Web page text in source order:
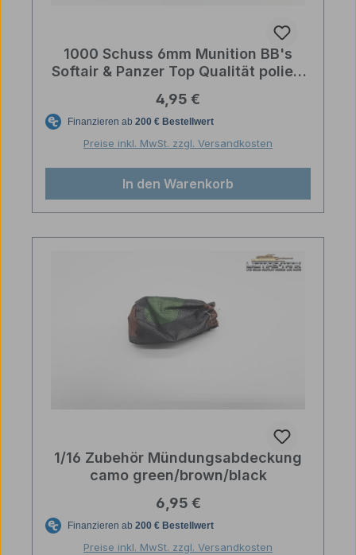
1000 Schuss 6mm Munition BB's
Softair & Panzer Top Qualität poliert
Regulärer Preis:
4,95 €
Preise inkl. MwSt. zzgl. Versandkosten
In den Warenkorb
1/16 Zubehör Mündungsabdeckung
camo green/brown/black
Regulärer Preis:
6,95 €
Preise inkl. MwSt. zzgl. Versandkosten